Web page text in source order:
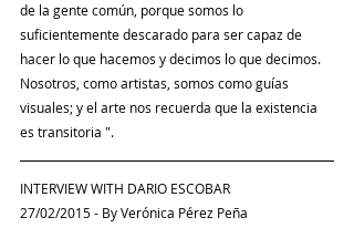
de la gente común, porque somos lo
suficientemente descarado para ser capaz de
hacer lo que hacemos y decimos lo que decimos.
Nosotros, como artistas, somos como guías
visuales; y el arte nos recuerda que la existencia
es transitoria ".
INTERVIEW WITH DARIO ESCOBAR
27/02/2015 - By Verónica Pérez Peña